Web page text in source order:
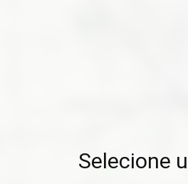
Selecione